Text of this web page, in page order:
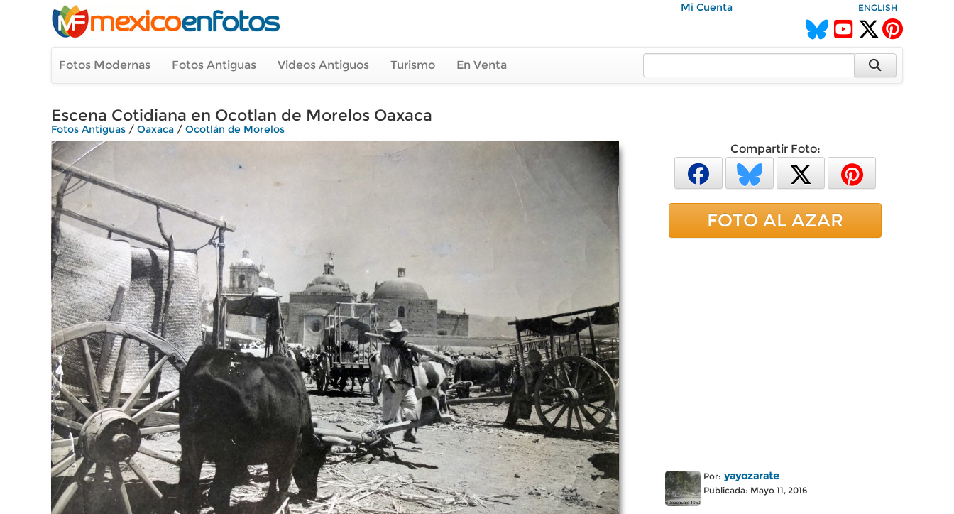
Mi Cuenta ENGLISH
Fotos Modernas Fotos Antiguas Videos Antiguos Turismo En Venta
Escena Cotidiana en Ocotlan de Morelos Oaxaca
Fotos Antiguas / Oaxaca / Ocotlán de Morelos
Compartir Foto:
FOTO AL AZAR
Por: yayozarate
Publicada: Mayo 11, 2016